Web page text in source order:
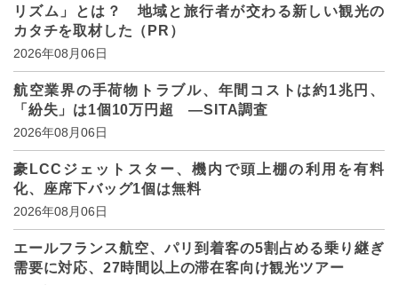
リズム」とは？ 地域と旅行者が交わる新しい観光の
カタチを取材した（PR）
2026年08月06日
航空業界の手荷物トラブル、年間コストは約1兆円、
「紛失」は1個10万円超 ―SITA調査
2026年08月06日
豪LCCジェットスター、機内で頭上棚の利用を有料
化、座席下バッグ1個は無料
2026年08月06日
エールフランス航空、パリ到着客の5割占める乗り継ぎ
需要に対応、27時間以上の滞在客向け観光ツアー